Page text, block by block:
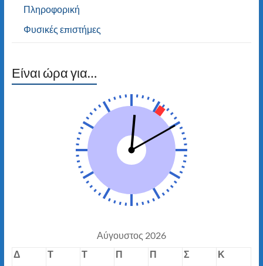
Πληροφορική
Φυσικές επιστήμες
Είναι ώρα για…
Αύγουστος 2026
Δ
Τ Τ Π Π Σ
Κ